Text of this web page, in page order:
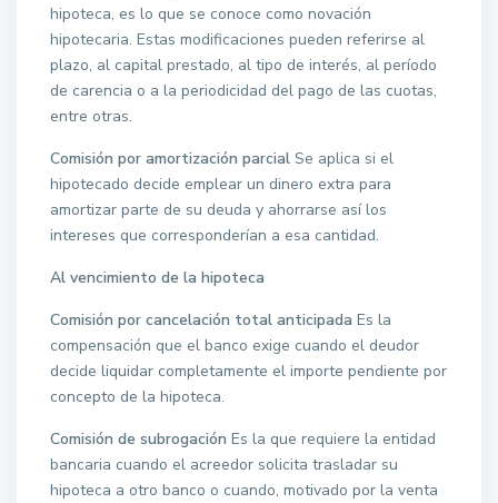
hipoteca, es lo que se conoce como novación
hipotecaria. Estas modificaciones pueden referirse al
plazo, al capital prestado, al tipo de interés, al período
de carencia o a la periodicidad del pago de las cuotas,
entre otras.
Comisión por amortización parcial Se aplica si el
hipotecado decide emplear un dinero extra para
amortizar parte de su deuda y ahorrarse así los
intereses que corresponderían a esa cantidad.
Al vencimiento de la hipoteca
Comisión por cancelación total anticipada Es la
compensación que el banco exige cuando el deudor
decide liquidar completamente el importe pendiente por
concepto de la hipoteca.
Comisión de subrogación Es la que requiere la entidad
bancaria cuando el acreedor solicita trasladar su
hipoteca a otro banco o cuando, motivado por la venta